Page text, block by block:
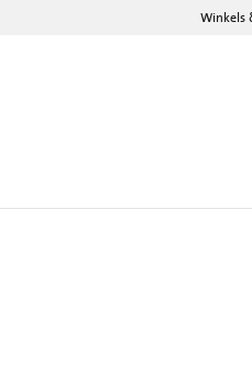
Winkels